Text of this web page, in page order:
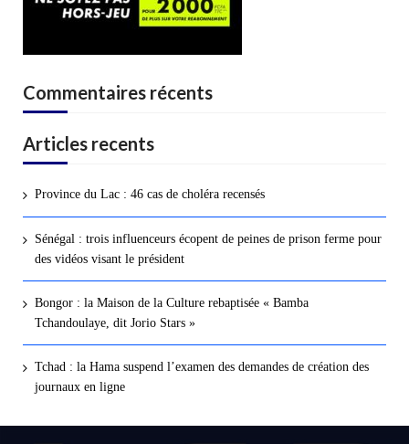
Commentaires récents
Articles recents
Province du Lac : 46 cas de choléra recensés
Sénégal : trois influenceurs écopent de peines de prison ferme pour
des vidéos visant le président
Bongor : la Maison de la Culture rebaptisée « Bamba
Tchandoulaye, dit Jorio Stars »
Tchad : la Hama suspend l’examen des demandes de création des
journaux en ligne